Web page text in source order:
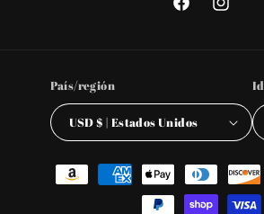
Facebook
País/región
USD $ | Estados Unidos
Formas